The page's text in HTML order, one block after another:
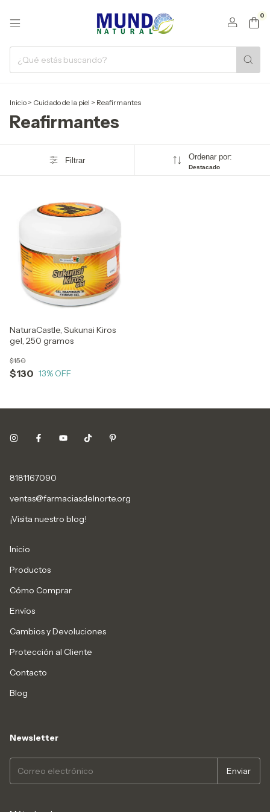
0
Inicio > Cuidado de la piel > Reafirmantes
Reafirmantes
Filtrar Ordenar por:
Destacado
NaturaCastle, Sukunai Kiros
gel, 250 gramos
$130
$150
13% OFF
8181167090
ventas@farmaciasdelnorte.org
¡Visita nuestro blog!
Inicio
Productos
Cómo Comprar
Envíos
Cambios y Devoluciones
Protección al Cliente
Contacto
Blog
Newsletter